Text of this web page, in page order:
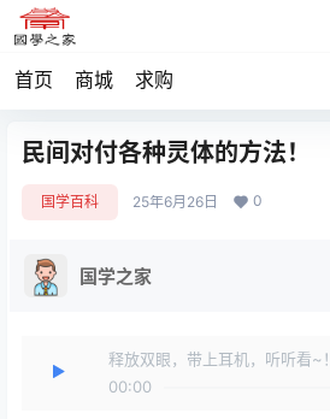
首页 商城 求购
民间对付各种灵体的方法！
国学百科 25年6月26日 0
国学之家
释放双眼，带上耳机，听听看~！
00:00